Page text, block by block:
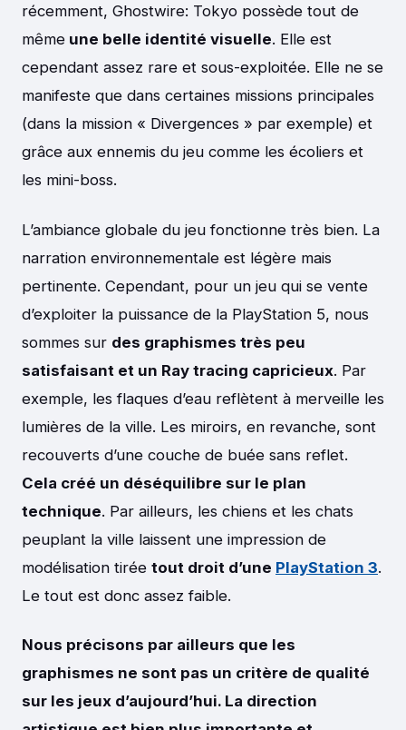
récemment, Ghostwire: Tokyo possède tout de
même une belle identité visuelle. Elle est
cependant assez rare et sous-exploitée. Elle ne se
manifeste que dans certaines missions principales
(dans la mission « Divergences » par exemple) et
grâce aux ennemis du jeu comme les écoliers et
les mini-boss.
L’ambiance globale du jeu fonctionne très bien. La
narration environnementale est légère mais
pertinente. Cependant, pour un jeu qui se vente
d’exploiter la puissance de la PlayStation 5, nous
sommes sur des graphismes très peu
satisfaisant et un Ray tracing capricieux. Par
exemple, les flaques d’eau reflètent à merveille les
lumières de la ville. Les miroirs, en revanche, sont
recouverts d’une couche de buée sans reflet.
Cela créé un déséquilibre sur le plan
technique. Par ailleurs, les chiens et les chats
peuplant la ville laissent une impression de
modélisation tirée tout droit d’une PlayStation 3.
Le tout est donc assez faible.
Nous précisons par ailleurs que les
graphismes ne sont pas un critère de qualité
sur les jeux d’aujourd’hui. La direction